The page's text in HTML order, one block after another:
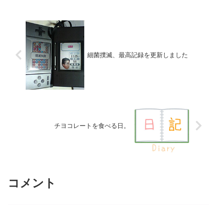
細菌撲滅、最高記録を更新しました
チヨコレートを食べる日。
コメント